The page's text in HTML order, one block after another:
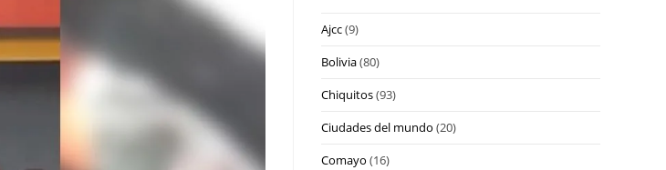
Ajcc(9)
Bolivia(80)
Chiquitos(93)
Ciudades del mundo (20)
Comayo (16)